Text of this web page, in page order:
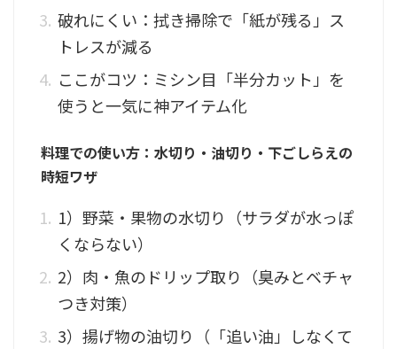
破れにくい：拭き掃除で「紙が残る」ス
トレスが減る
ここがコツ：ミシン目「半分カット」を
使うと一気に神アイテム化
料理での使い方：水切り・油切り・下ごしらえの
時短ワザ
1）野菜・果物の水切り（サラダが水っぽ
くならない）
2）肉・魚のドリップ取り（臭みとベチャ
つき対策）
3）揚げ物の油切り（「追い油」しなくて